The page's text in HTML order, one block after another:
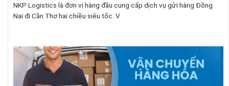
NKP Logistics là đơn vị hàng đầu cung cấp dịch vụ gửi hàng Đồng
Nai đi Cần Thơ hai chiều siêu tốc. V